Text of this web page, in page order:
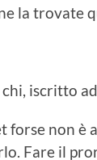
la trovate
iscritto
forse non è
Fare il